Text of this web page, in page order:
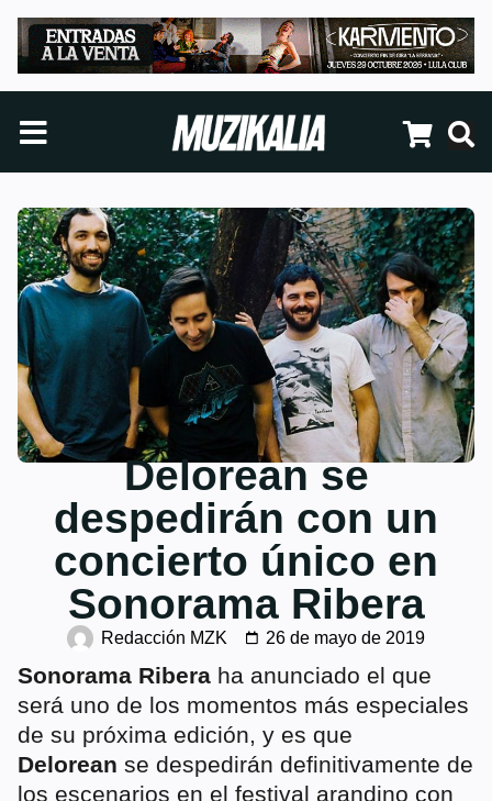
Delorean se
despedirán con un
concierto único en
Sonorama Ribera
Redacción MZK 26 de mayo de 2019
Sonorama Ribera ha anunciado el que
será uno de los momentos más especiales
de su próxima edición, y es que
Delorean se despedirán definitivamente de
los escenarios en el festival arandino con